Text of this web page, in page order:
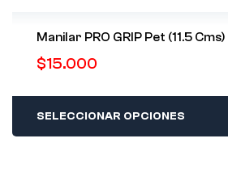
Manilar PRO GRIP Pet (11.5 Cms)
$15.000
SELECCIONAR OPCIONES